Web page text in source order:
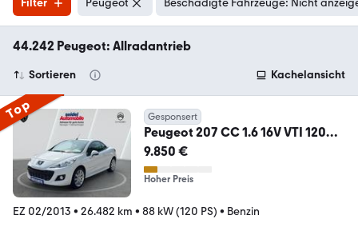
Filter Peugeot Beschädigte Fahrzeuge: Nicht
44.242 Peugeot: Allradantrieb
Sortieren Kachelansicht
Top Gesponsert
Peugeot 207 CC 1.6 16V VTI 120
Allure, wenig Kilometer
9.850 €
Hoher Preis
EZ 02/2013 • 26.482 km • 88 kW (120 PS) • Benzin